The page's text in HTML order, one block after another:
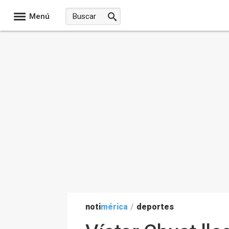
Menú
notimérica / deportes